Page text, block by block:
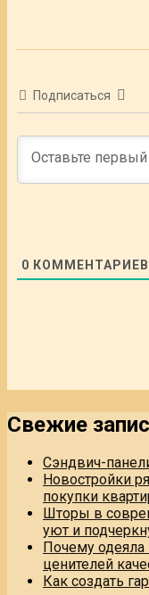
Подписаться
0 КОММЕНТАРИЕВ
Свежие
Сэндвич-
Новостройки
покупки
Шторы в
уют и
Почему
ценителей
Как создать